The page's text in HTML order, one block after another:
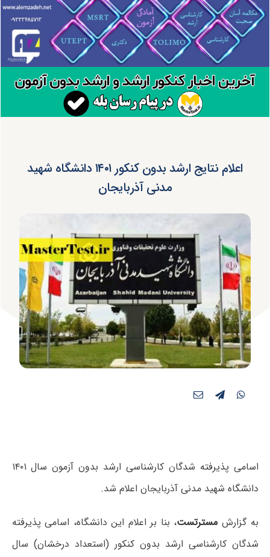
اعلام نتایج ارشد بدون کنکور ۱۴۰۱ دانشگاه شهید
مدنی آذربایجان
اسامی پذیرفته شدگان کارشناسی ارشد بدون آزمون سال ۱۴۰۱
دانشگاه شهید مدنی آذربایجان اعلام شد.
به گزارش مسترتست، بنا بر اعلام این دانشگاه، اسامی پذیرفته
شدگان کارشناسی ارشد بدون کنکور (استعداد درخشان) سال